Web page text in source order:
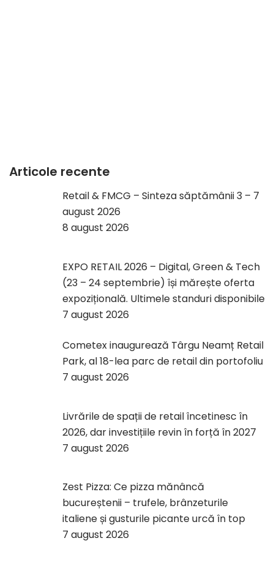
Articole recente
Retail & FMCG – Sinteza săptămânii 3 – 7
august 2026
8 august 2026
EXPO RETAIL 2026 – Digital, Green & Tech
(23 – 24 septembrie) își mărește oferta
expozițională. Ultimele standuri disponibile
7 august 2026
Cometex inaugurează Târgu Neamț Retail
Park, al 18-lea parc de retail din portofoliu
7 august 2026
Livrările de spații de retail încetinesc în
2026, dar investițiile revin în forță în 2027
7 august 2026
Zest Pizza: Ce pizza mănâncă
bucureștenii – trufele, brânzeturile
italiene și gusturile picante urcă în top
7 august 2026